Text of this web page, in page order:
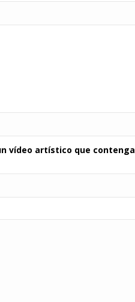
vídeo artístico que